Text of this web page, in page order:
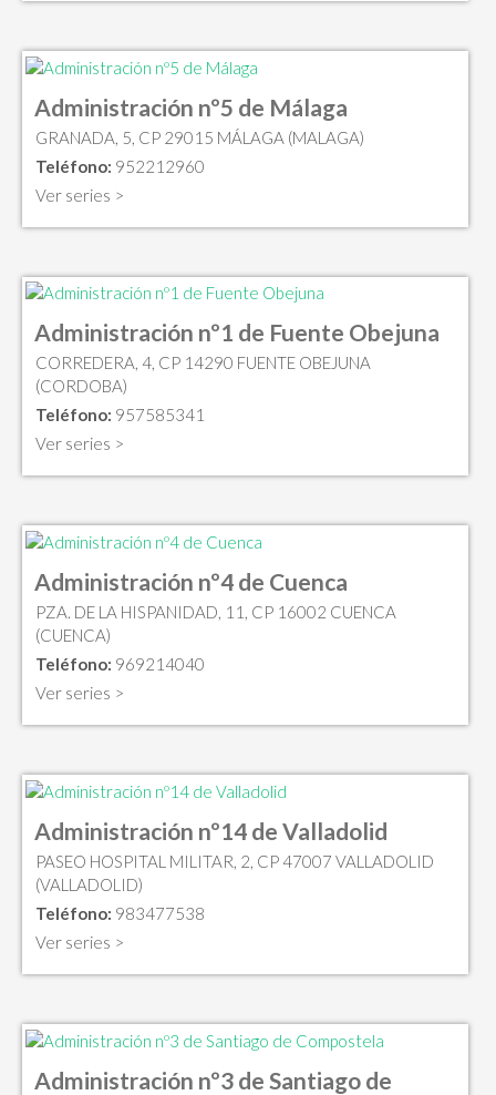
Administración nº5 de Málaga
GRANADA, 5, CP 29015 MÁLAGA (MALAGA)
Teléfono: 952212960
Ver series >
Administración nº1 de Fuente Obejuna
CORREDERA, 4, CP 14290 FUENTE OBEJUNA
(CORDOBA)
Teléfono: 957585341
Ver series >
Administración nº4 de Cuenca
PZA. DE LA HISPANIDAD, 11, CP 16002 CUENCA
(CUENCA)
Teléfono: 969214040
Ver series >
Administración nº14 de Valladolid
PASEO HOSPITAL MILITAR, 2, CP 47007 VALLADOLID
(VALLADOLID)
Teléfono: 983477538
Ver series >
Administración nº3 de Santiago de